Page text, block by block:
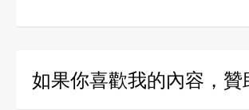
如果你喜歡我的內容，贊